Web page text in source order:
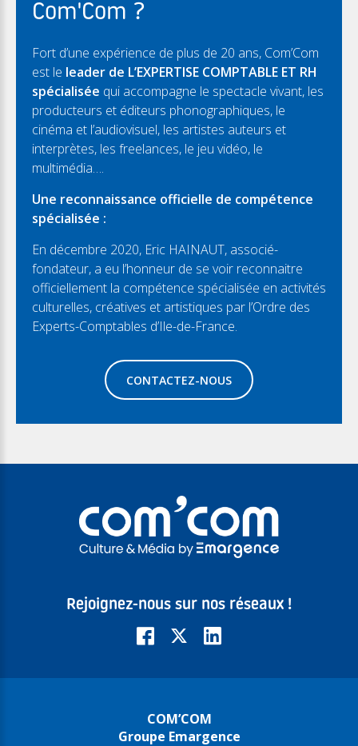
Com'Com ?
Fort d’une expérience de plus de 20 ans, Com’Com
est le leader de L’EXPERTISE COMPTABLE ET RH
spécialisée qui accompagne le spectacle vivant, les
producteurs et éditeurs phonographiques, le
cinéma et l’audiovisuel, les artistes auteurs et
interprètes, les freelances, le jeu vidéo, le
multimédia….
Une reconnaissance officielle de compétence
spécialisée :
En décembre 2020, Eric HAINAUT, associé-
fondateur, a eu l’honneur de se voir reconnaitre
officiellement la compétence spécialisée en activités
culturelles, créatives et artistiques par l’Ordre des
Experts-Comptables d’Ile-de-France.
CONTACTEZ-NOUS
Rejoignez-nous sur nos réseaux !
COM’COM
Groupe Emargence